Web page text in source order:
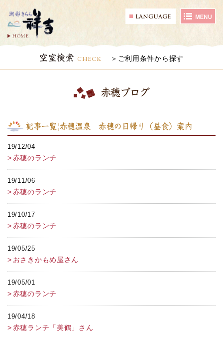
HOME
空室検索 CHECK ご利用条件から探す
赤穂ブログ
記事一覧|赤穂温泉 赤穂の日帰り（昼食）案内
19/12/04
赤穂のランチ
19/11/06
赤穂のランチ
19/10/17
赤穂のランチ
19/05/25
おさきかもめ屋さん
19/05/01
赤穂のランチ
19/04/18
赤穂ランチ「美鶴」さん